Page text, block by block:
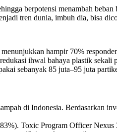
berpotensi menambah
tren dunia, imbuh dia, bisa
hampir 70%
ihwal bahaya plastik
sebanyak 85 juta–95 juta
di Indonesia. Berdasarkan
Toxic Program Officer